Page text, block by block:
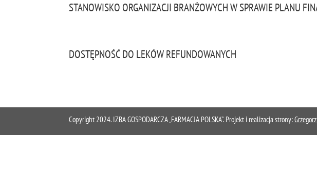
STANOWISKO ORGANIZACJI BRANŻOWYCH W SPRAWIE PLANU
DOSTĘPNOŚĆ DO LEKÓW REFUNDOWANYCH
Copyright 2024. IZBA GOSPODARCZA „FARMACJA POLSKA”. Projekt i realizacja strony: